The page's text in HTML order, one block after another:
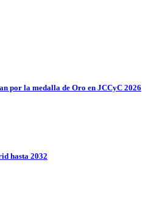
por la medalla de Oro en JCCyC 2026
hasta 2032